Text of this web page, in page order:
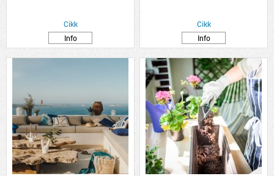
Cikk
Info
Cikk
Info